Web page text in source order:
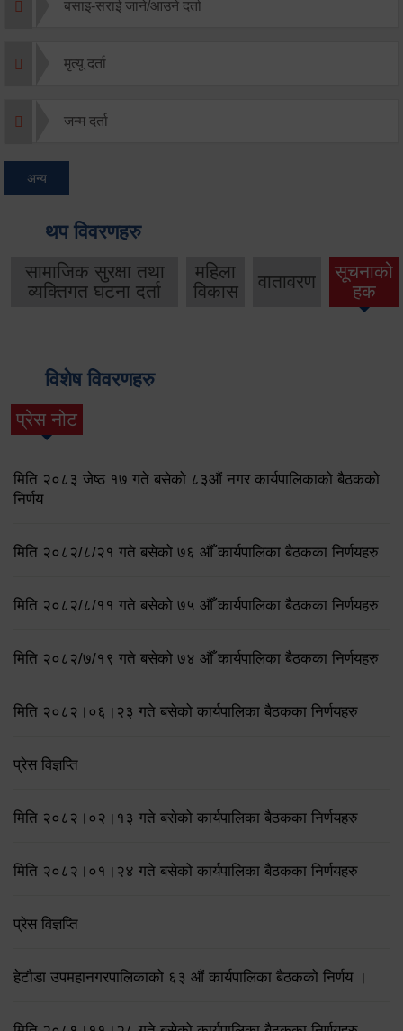
बसाइ-सराई जाने/आउने दर्ता
मृत्यू दर्ता
जन्म दर्ता
अन्य
थप विवरणहरु
सामाजिक सुरक्षा तथा
व्यक्तिगत घटना दर्ता
महिला
विकास
वातावरण
सूचनाको
हक
विशेष विवरणहरु
प्रेस नोट
मिति २०८३ जेष्ठ १७ गते बसेको ८३औं नगर कार्यपालिकाको बैठकको
निर्णय
मिति २०८२/८/२१ गते बसेको ७६ औँ कार्यपालिका बैठकका निर्णयहरु
मिति २०८२/८/११ गते बसेको ७५ औँ कार्यपालिका बैठकका निर्णयहरु
मिति २०८२/७/१९ गते बसेको ७४ औँ कार्यपालिका बैठकका निर्णयहरु
मिति २०८२।०६।२३ गते बसेको कार्यपालिका बैठकका निर्णयहरु
प्रेस विज्ञप्ति
मिति २०८२।०२।१३ गते बसेको कार्यपालिका बैठकका निर्णयहरु
मिति २०८२।०१।२४ गते बसेको कार्यपालिका बैठकका निर्णयहरु
प्रेस विज्ञप्ति
हेटौडा उपमहानगरपालिकाको ६३ औं कार्यपालिका बैठकको निर्णय ।